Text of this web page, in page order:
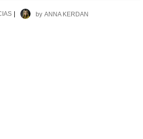
by ANNA KERDAN